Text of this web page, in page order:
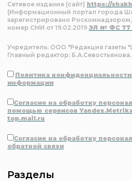
Сетевое издание (сайт) https://
(Информационный портал города
зарегистрировано
номер СМИ от 19.02.2019 ЭЛ № ФС 77
Учредитель: ООО "Редакция газеты
Главный редактор: Б.А.Севостьянова.
Политика
информации
Согласие на обработку
помощью сервисов
top.mail.ru
Согласие на обработку
обратной связи
Разделы